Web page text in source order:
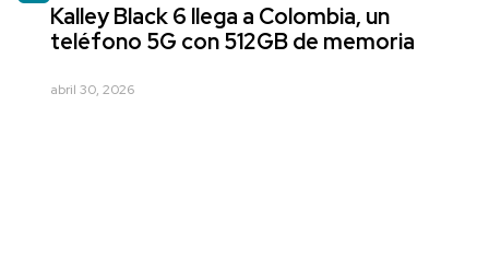
Kalley Black 6 llega a Colombia, un
teléfono 5G con 512GB de memoria
abril 30, 2026